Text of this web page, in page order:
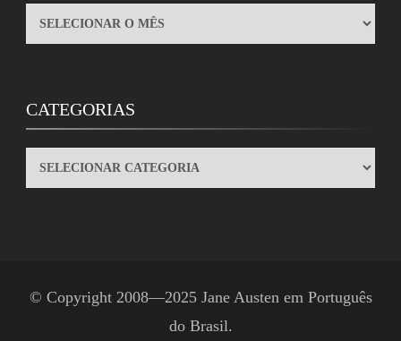
ARQUIVOS
CATEGORIAS
CATEGORIAS
© Copyright 2008—2025 Jane Austen em Português
do Brasil.